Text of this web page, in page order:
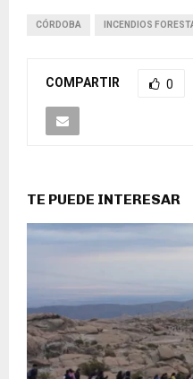
CÓRDOBA INCENDIOS
COMPARTIR 0
TE PUEDE INTERESAR